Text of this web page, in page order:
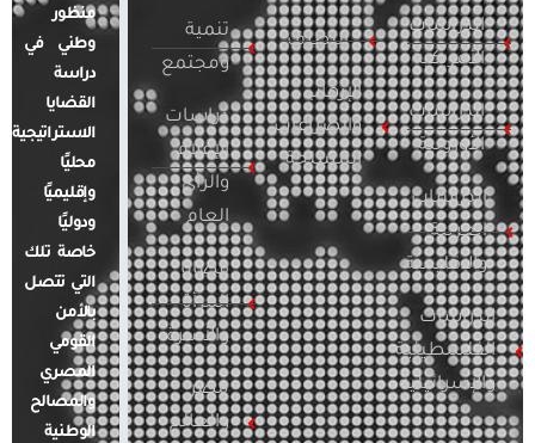
الدراسات
الأمريكية
الدراسات
الأوروبية
الدراسات
العربية
والإقليمية
الدراسات
الفلسطينية
والإسرائيلية
التطرف
الإرهاب
والصراعات
المسلحة
تنمية
ومجتمع
دراسات
الإعلام
والرأي
العام
قضايا
المرأة
والأسرة
مصر
والعالم
منظور
وطني في
دراسة
القضايا
الاستراتيجية
محليًا
وإقليميًا
ودوليًا
خاصة تلك
التي تتصل
بالأمن
القومي
المصري
والمصالح
الوطنية